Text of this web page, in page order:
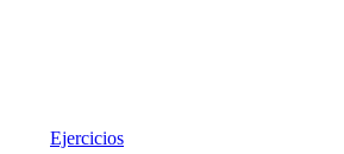
Ejercicios